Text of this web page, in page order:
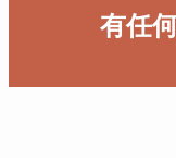
有任